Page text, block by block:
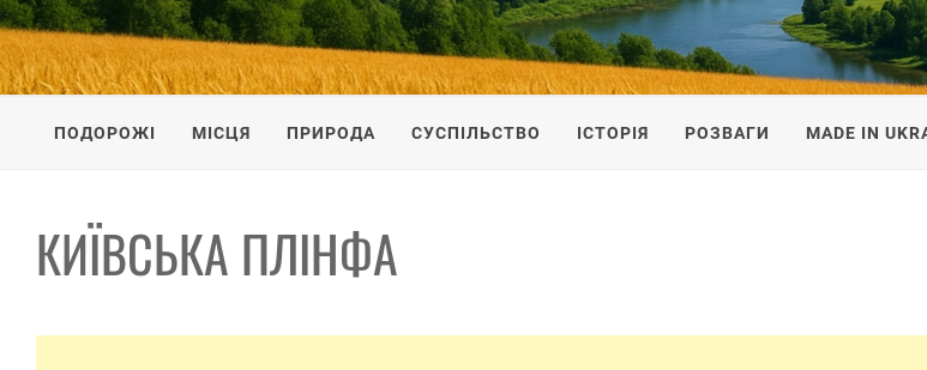
UKRAINE-IS
ПОДОРОЖI ПО УКРАЇНІ
ПОДОРОЖІ МІСЦЯ ПРИРОДА СУСПІЛЬСТВО ІСТОРІЯ РОЗВАГИ MADE IN
КИЇВСЬКА ПЛІНФА